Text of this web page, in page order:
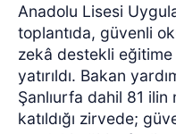
Anadolu Lisesi
toplantıda, güvenli
zekâ destekli
yatırıldı. Bakan
Şanlıurfa dahil 81
katıldığı zirvede;